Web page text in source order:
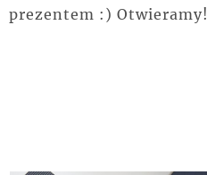
prezentem :) Otwieramy!